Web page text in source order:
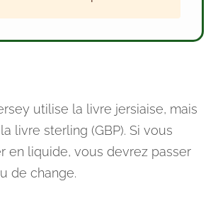
utilise la livre jersiaise, mais
livre sterling (GBP). Si vous
en liquide, vous devrez passer
de change.